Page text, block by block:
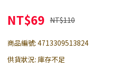
NT$69 NT$110
商品編號: 4713309513824
供貨狀況: 庫存不足